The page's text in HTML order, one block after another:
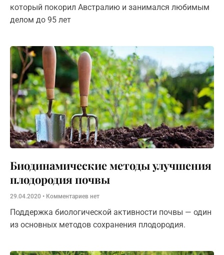
который покорил Австралию и занимался любимым
делом до 95 лет
Биодинамические методы улучшения
плодородия почвы
29.04.2020 Комментариев нет
Поддержка биологической активности почвы — один
из основных методов сохранения плодородия.